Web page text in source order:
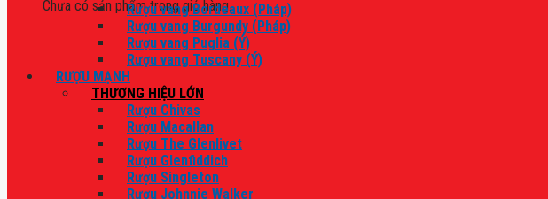
Chưa có sản phẩm trong giỏ hàng.
Rượu vang Bordeaux (Pháp)
Rượu vang Burgundy (Pháp)
Rượu vang Puglia (Ý)
Rượu vang Tuscany (Ý)
RƯỢU MẠNH
THƯƠNG HIỆU LỚN
Rượu Chivas
Rượu Macallan
Rượu The Glenlivet
Rượu Glenfiddich
Rượu Singleton
Rượu Johnnie Walker